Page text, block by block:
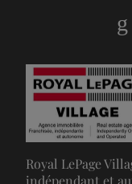
Royal LePage